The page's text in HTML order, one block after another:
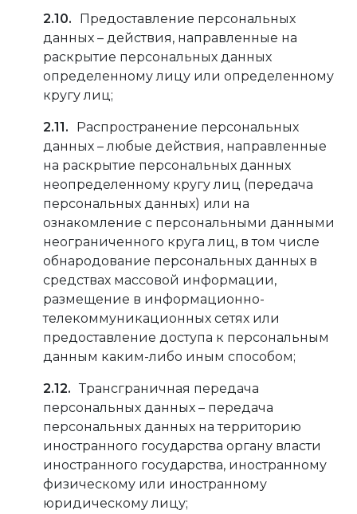
Предоставление персональных
данных – действия, направленные на
раскрытие персональных данных
определенному лицу или определенному
кругу лиц;
Распространение персональных
данных – любые действия, направленные
на раскрытие персональных данных
неопределенному кругу лиц (передача
персональных данных) или на
ознакомление с персональными данными
неограниченного круга лиц, в том числе
обнародование персональных данных в
средствах массовой информации,
размещение в информационно-
телекоммуникационных сетях или
предоставление доступа к персональным
данным каким-либо иным способом;
Трансграничная передача
персональных данных – передача
персональных данных на территорию
иностранного государства органу власти
иностранного государства, иностранному
физическому или иностранному
юридическому лицу;